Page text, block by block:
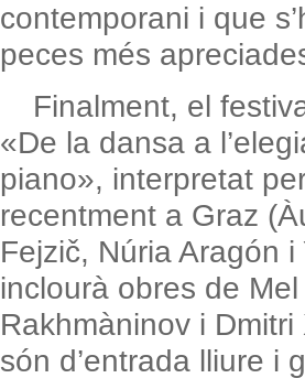
contemporani i que
peces més
Finalment, el
«De la dansa a
piano», interpretat
recentment a Graz
Fejzič, Núria Aragón
inclourà obres de
Rakhmàninov i
són d’entrada lliure i